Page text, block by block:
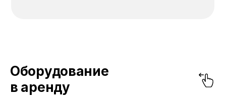
Оборудование
в аренду